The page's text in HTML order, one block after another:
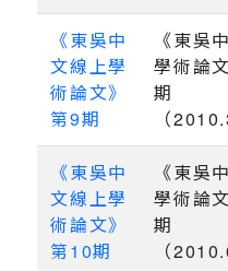
《東吳中
文線上學
術論文》
第9期
《東吳
學術論
期
（
《東吳中
文線上學
術論文》
第10期
《東吳
學術論
期
（